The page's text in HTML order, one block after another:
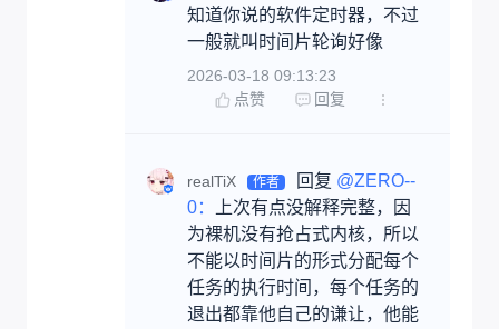
知道你说的软件定时器，不过
一般就叫时间片轮询好像
2026-03-18 09:13:23
点赞
回复
realTiX 作者 回复 @ZERO--
0：
上次有点没解释完整，因
为裸机没有抢占式内核，所以
不能以时间片的形式分配每个
任务的执行时间，每个任务的
退出都靠他自己的谦让，他能